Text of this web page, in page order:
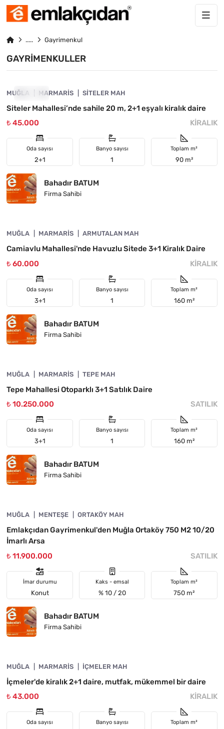
Gayrimenkul
GAYRIMENKULLER
KIRALIK
MUĞLA MARMARIS SITELER MAH
Siteler Mahallesi’nde sahile 20 m, 2+1 eşyalı kiralık daire
₺ 45.000
KIRALIK
Oda sayısı
2+1
Banyo sayısı
1
Toplam m²
90 m²
Bahadır BATUM
Firma Sahibi
ÖNE ÇIKAN
MUĞLA MARMARIS ARMUTALAN MAH
Camiavlu Mahallesi'nde Havuzlu Sitede 3+1 Kiralık Daire
₺ 60.000
KIRALIK
Oda sayısı
3+1
Banyo sayısı
1
Toplam m²
160 m²
Bahadır BATUM
Firma Sahibi
ÖNE ÇIKAN
MUĞLA MARMARIS TEPE MAH
Tepe Mahallesi Otoparklı 3+1 Satılık Daire
₺ 10.250.000
SATILIK
Oda sayısı
3+1
Banyo sayısı
1
Toplam m²
160 m²
Bahadır BATUM
Firma Sahibi
YATIRIMA UYGUN
MUĞLA MENTEŞE ORTAKÖY MAH
Emlakçıdan Gayrimenkul'den Muğla Ortaköy 750 M2 10/20
İmarlı Arsa
₺ 11.900.000
SATILIK
İmar durumu
Konut
Kaks - emsal
% 10 / 20
Toplam m²
750 m²
Bahadır BATUM
Firma Sahibi
ACIL
MUĞLA MARMARIS İÇMELER MAH
İçmeler'de kiralık 2+1 daire, mutfak, mükemmel bir daire
₺ 43.000
KIRALIK
Oda sayısı Banyo sayısı Toplam m²